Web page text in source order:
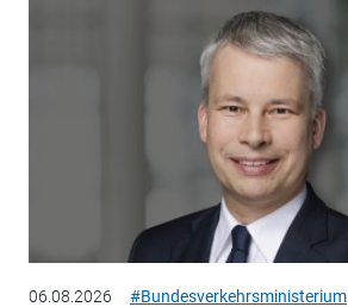
06.08.2026 #Bundesverkehrsministerium